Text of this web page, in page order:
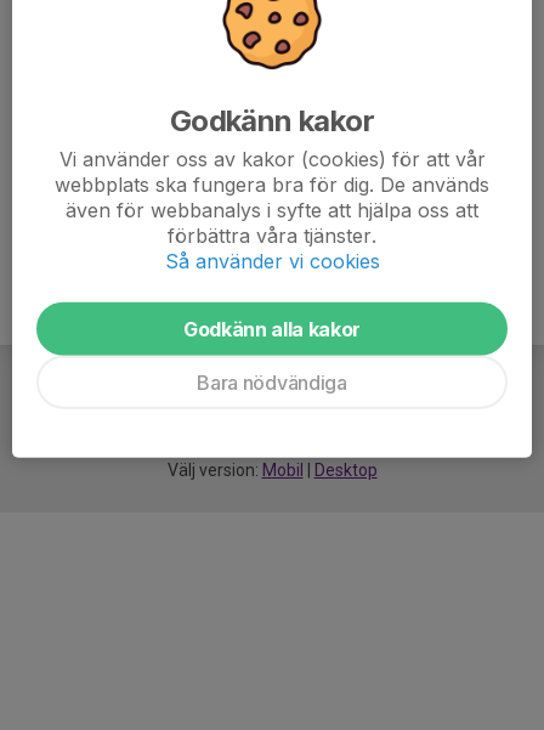
Välj version: Mobil Desktop
Godkänn kakor
Vi använder oss av kakor (cookies) för att vår
webbplats ska fungera bra för dig. De används
även för webbanalys i syfte att hjälpa oss att
förbättra våra tjänster.
Så använder vi cookies
Godkänn alla kakor
Bara nödvändiga